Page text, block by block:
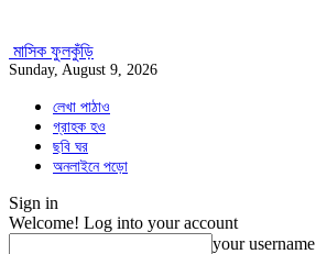
মাসিক ফুলকুঁড়ি
Sunday, August 9, 2026
লেখা পাঠাও
গ্রাহক হও
ছবি ঘর
অনলাইনে পড়ো
Sign in
Welcome! Log into your account
your username